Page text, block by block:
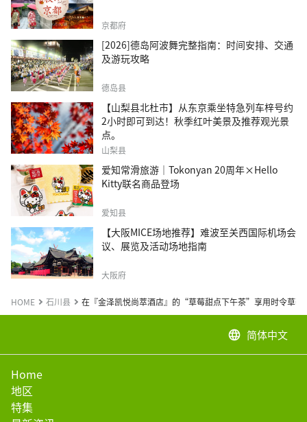
京都府
[2026]德岛阿波舞完整指南：时间安排、交通
及游玩攻略
德岛县
【山梨县北杜市】从东京乘坐特急列车梓号约
2小时即可到达！秋季红叶美景及推荐观光景
点。
山梨县
爱知常滑旅游｜Tokonyan 20周年×Hello
Kitty联名商品登场
爱知县
【大阪MICE场地推荐】难波至关西国际机场会
议、展览及活动场地指南
大阪府
HOME 石川县 在『金泽凯悦尚萃酒店』的“草莓甜点下午茶”享用时令草莓
language 简体中文
Home
地区
特集